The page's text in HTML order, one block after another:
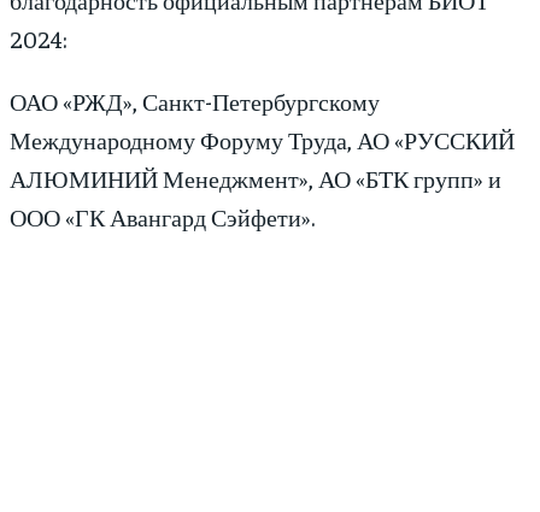
2024:
ОАО «РЖД», Санкт-Петербургскому
Международному Форуму Труда, АО «РУССКИЙ
АЛЮМИНИЙ Менеджмент», АО «БТК групп» и
ООО «ГК Авангард Сэйфети».